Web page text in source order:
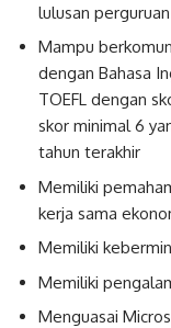
lulusan
Mampu
dengan Bahasa
TOEFL dengan
skor minimal 6
tahun terakhir
Memiliki
kerja sama
Memiliki
Memiliki
Menguasai